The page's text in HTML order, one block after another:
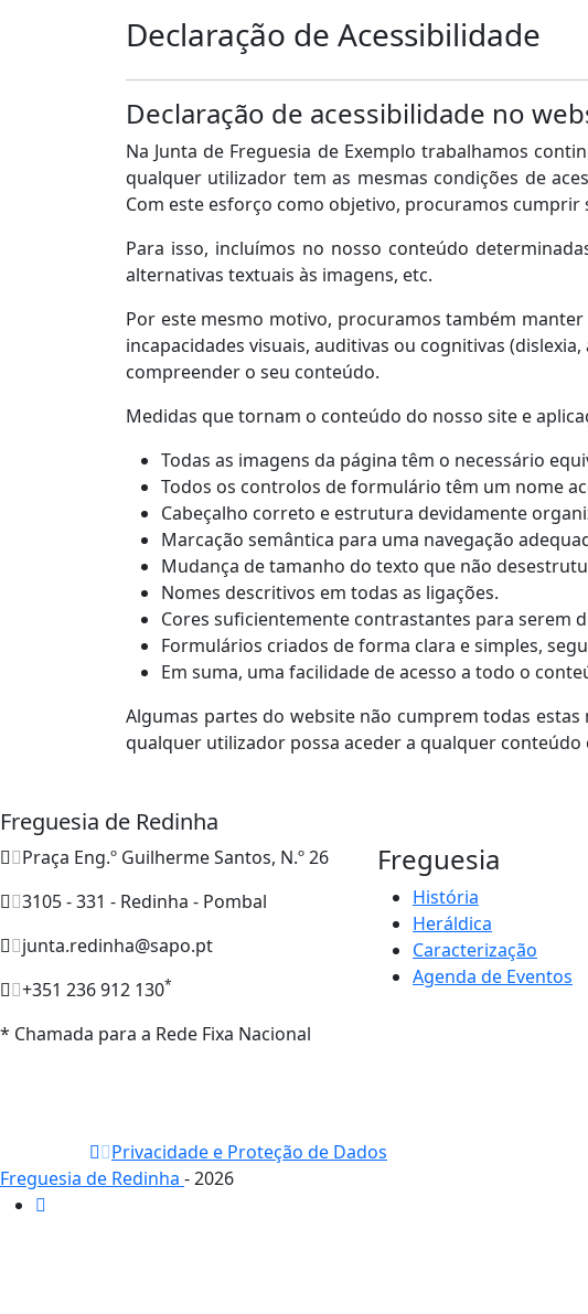
Declaração de Acessibilidade
Declaração de acessibilidade no
Na Junta de Freguesia de Exemplo trabalhamos
qualquer utilizador tem as mesmas condições de
Com este esforço como objetivo, procuramos cumprir
Para isso, incluímos no nosso conteúdo
alternativas textuais às imagens, etc.
Por este mesmo motivo, procuramos também
incapacidades visuais, auditivas ou cognitivas
compreender o seu conteúdo.
Medidas que tornam o conteúdo do nosso site e
Todas as imagens da página têm o necessário
Todos os controlos de formulário têm um nome
Cabeçalho correto e estrutura devidamente
Marcação semântica para uma navegação
Mudança de tamanho do texto que não
Nomes descritivos em todas as ligações.
Cores suficientemente contrastantes para serem
Formulários criados de forma clara e simples,
Em suma, uma facilidade de acesso a todo o
Algumas partes do website não cumprem todas
qualquer utilizador possa aceder a qualquer conteúdo
Freguesia de Redinha
Praça Eng.º Guilherme Santos, N.º 26
3105 - 331 - Redinha - Pombal
junta.redinha@sapo.pt
+351 236 912 130*
* Chamada para a Rede Fixa Nacional
Freguesia
História
Heráldica
Caracterização
Agenda de Eventos
Privacidade e Proteção de Dados
Freguesia de Redinha - 2026